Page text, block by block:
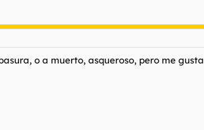
o a muerto, asqueroso, pero me gusta